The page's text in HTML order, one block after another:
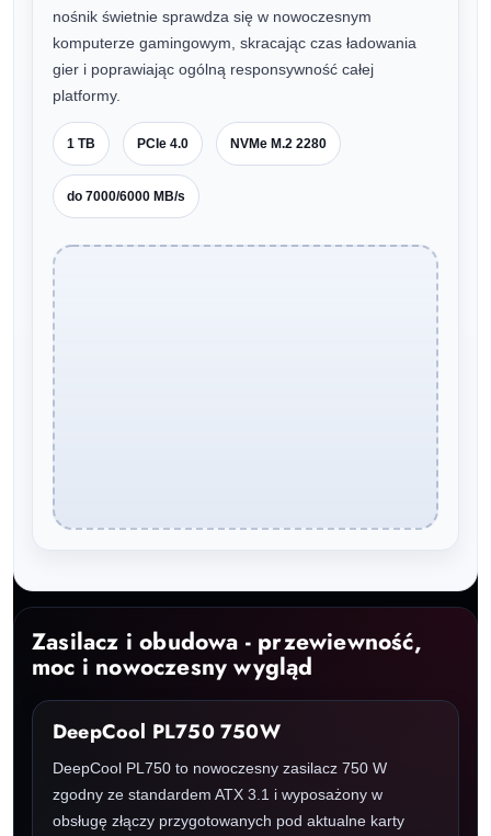
nośnik świetnie sprawdza się w nowoczesnym
komputerze gamingowym, skracając czas ładowania
gier i poprawiając ogólną responsywność całej
platformy.
1 TB PCIe 4.0 NVMe M.2 2280
do 7000/6000 MB/s
Zasilacz i obudowa - przewiewność,
moc i nowoczesny wygląd
DeepCool PL750 750W
DeepCool PL750 to nowoczesny zasilacz 750 W
zgodny ze standardem ATX 3.1 i wyposażony w
obsługę złączy przygotowanych pod aktualne karty